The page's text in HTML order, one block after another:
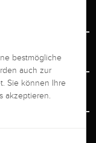
bestmögliche
auch zur
Sie können Ihre
akzeptieren.